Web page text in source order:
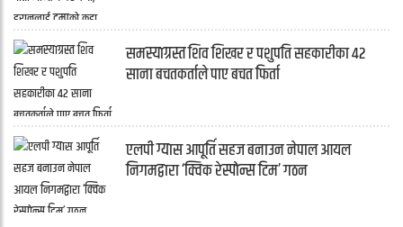
समस्याग्रस्त शिव शिखर र पशुपति सहकारीका ४२
साना बचतकर्ताले पाए बचत फिर्ता
एलपी ग्यास आपूर्ति सहज बनाउन नेपाल आयल
निगमद्वारा ‘क्विक रेस्पोन्स टिम’ गठन